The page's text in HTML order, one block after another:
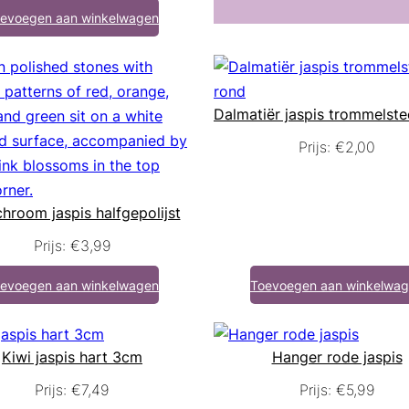
aan winkelwagen
jaspis halfgepolijst
Prijs: €3,99
aan winkelwagen
Dalmatiër jaspis
Prijs: €2,00
Toevoegen aan
Kiwi jaspis hart 3cm
Prijs: €7,49
Hanger rode jaspis
Prijs: €5,99